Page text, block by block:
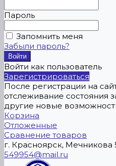
Пароль
Запомнить меня
Забыли пароль?
Войти как пользователь
Зарегистрироваться
После регистрации на
отслеживание состояния
другие новые
Корзина
Отложенные
Сравнение товаров
г. Красноярск, Мечникова
549954@mail.ru